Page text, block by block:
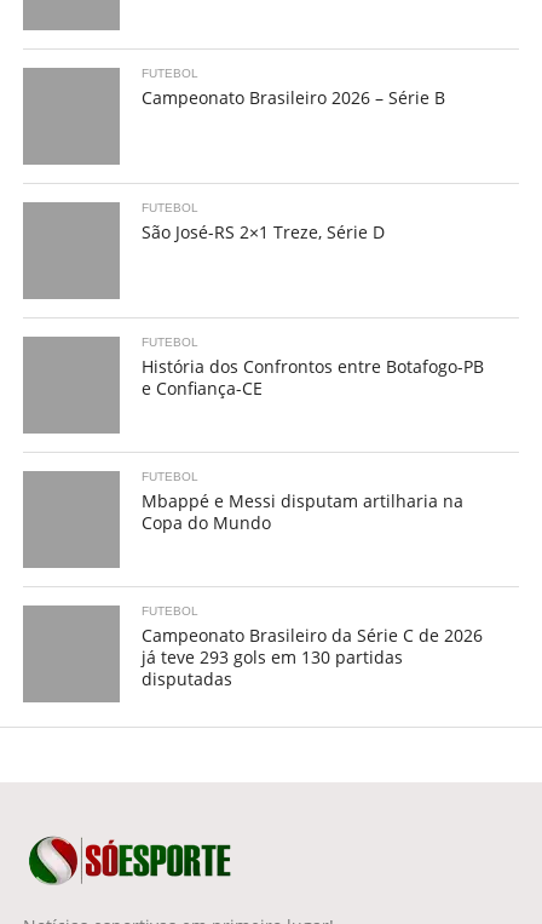
FUTEBOL
Campeonato Brasileiro 2026 – Série B
FUTEBOL
São José-RS 2×1 Treze, Série D
FUTEBOL
História dos Confrontos entre Botafogo-PB
e Confiança-CE
FUTEBOL
Mbappé e Messi disputam artilharia na
Copa do Mundo
FUTEBOL
Campeonato Brasileiro da Série C de 2026
já teve 293 gols em 130 partidas
disputadas